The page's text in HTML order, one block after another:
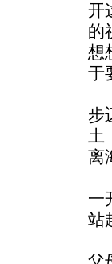
开
的
想
于
1
步
土
离
一
站